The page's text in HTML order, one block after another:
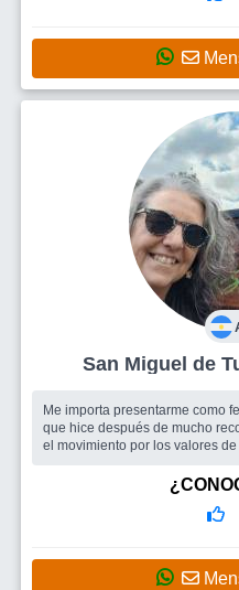
Me importa presentarme como
que hice después de mucho
el movimiento por los valores
Amigues, hombre, mujer